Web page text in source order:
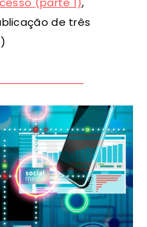
de três